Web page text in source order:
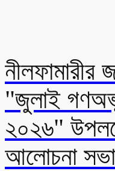
"জুলাই
২০২৬"
আলোচনা